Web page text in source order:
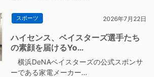
スポーツ 2026年7月22日
ハイセンス、ベイスターズ選手たち
の素顔を届けるYo…
横浜DeNAベイスターズの公式スポンサ
ーである家電メーカー…